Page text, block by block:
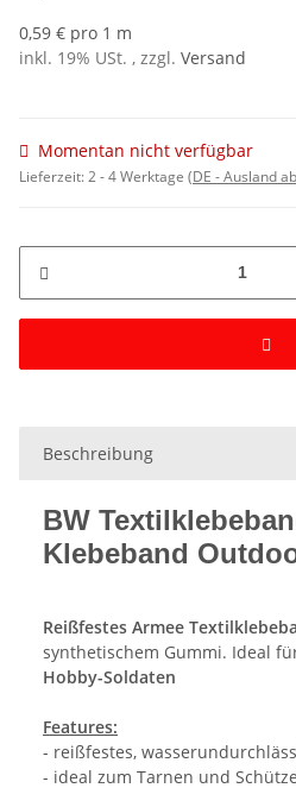
0,59 € pro 1 m
inkl. 19% USt. , zzgl. Versand
Momentan nicht verfügbar
Lieferzeit:2 - 4 Werktage (DE - Ausland
Beschreibung
BW
Klebeband
Reißfestes Armee
synthetischem Gummi. Ideal
Hobby-Soldaten
Features:
- reißfestes,
- ideal zum Tarnen und